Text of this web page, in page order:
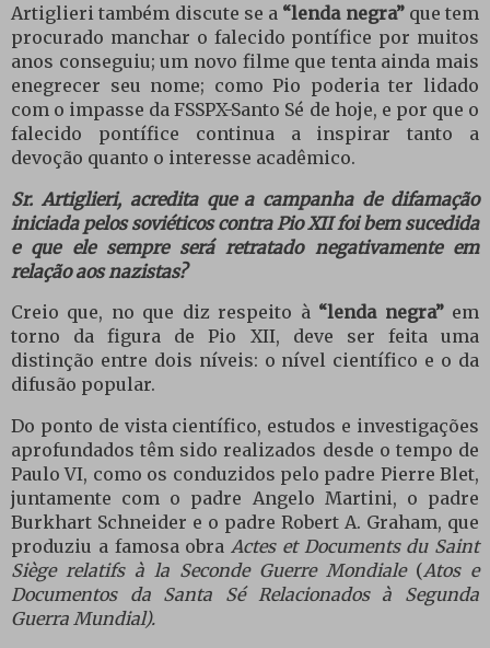
Artiglieri também discute se a “lenda negra”que tem
procurado manchar o falecido pontífice por muitos
anos conseguiu; um novo filme que tenta ainda mais
enegrecer seu nome; como Pio poderia ter lidado
com o impasse da FSSPX-Santo Sé de hoje, e por que o
falecido pontífice continua a inspirar tanto a
devoção quanto o interesse acadêmico.
Sr. Artiglieri, acredita que a campanha de difamação
iniciada pelos soviéticos contra Pio XII foi bem sucedida
e que ele sempre será retratado negativamente em
relação aos nazistas?
Creio que, no que diz respeito à “lenda negra”em
torno da figura de Pio XII, deve ser feita uma
distinção entre dois níveis: o nível científico e o da
difusão popular.
Do ponto de vista científico, estudos e investigações
aprofundados têm sido realizados desde o tempo de
Paulo VI, como os conduzidos pelo padre Pierre Blet,
juntamente com o padre Angelo Martini, o padre
Burkhart Schneider e o padre Robert A. Graham, que
produziu a famosa obra Actes et Documents du Saint
Siège relatifs à la Seconde Guerre Mondiale(Atos e
Documentos da Santa Sé Relacionados à Segunda
Guerra Mundial).